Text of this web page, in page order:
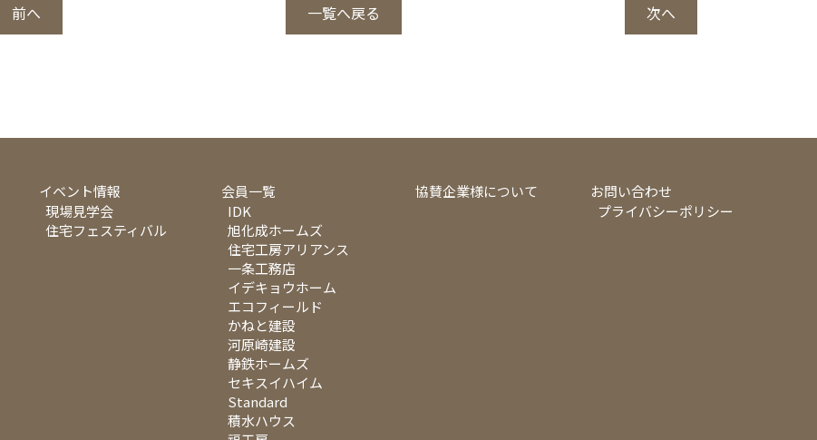
前へ 一覧へ戻る 次へ
イベント情報
現場見学会
住宅フェスティバル
会員一覧
IDK
旭化成ホームズ
住宅工房アリアンス
一条工務店
イデキョウホーム
エコフィールド
かねと建設
河原崎建設
静鉄ホームズ
セキスイハイム
Standard
積水ハウス
協賛企業様について
お問い合わせ
プライバシーポリシー